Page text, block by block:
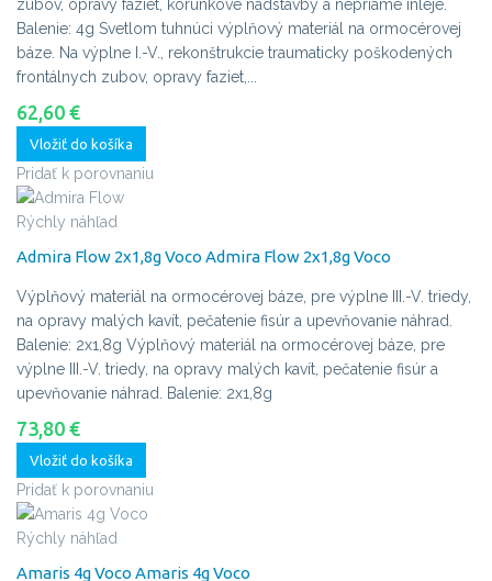
zubov, opravy faziet, korunkové nadstavby a nepriame inleje.
Balenie: 4g Svetlom tuhnúci výplňový materiál na ormocérovej
báze. Na výplne I.-V., rekonštrukcie traumaticky poškodených
frontálnych zubov, opravy faziet,...
62,60 €
Vložiť do košíka
Pridať k porovnaniu
Rýchly náhľad
Admira Flow 2x1,8g Voco Admira Flow 2x1,8g Voco
Výplňový materiál na ormocérovej báze, pre výplne III.-V. triedy,
na opravy malých kavít, pečatenie fisúr a upevňovanie náhrad.
Balenie: 2x1,8g Výplňový materiál na ormocérovej báze, pre
výplne III.-V. triedy, na opravy malých kavít, pečatenie fisúr a
upevňovanie náhrad. Balenie: 2x1,8g
73,80 €
Vložiť do košíka
Pridať k porovnaniu
Rýchly náhľad
Amaris 4g Voco Amaris 4g Voco